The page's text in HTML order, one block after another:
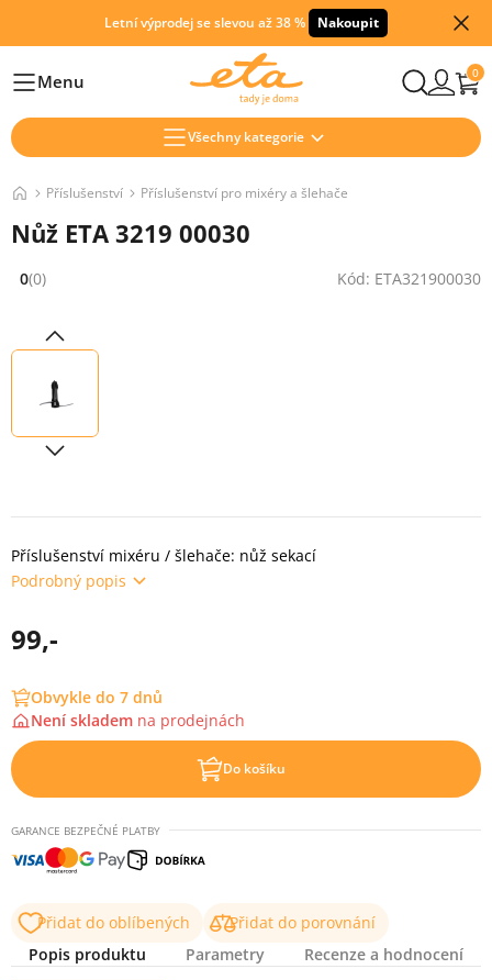
Letní výprodej se slevou až 38 % Nakoupit
HlavníMenu 0
Všechny kategorie
Příslušenství Příslušenství pro mixéry a šlehače
Nůž ETA 3219 00030
Hodnocení: 0 z 5 (0 recenzí)
0(0) Kód: ETA321900030
Příslušenství mixéru / šlehače: nůž sekací
Podrobný popis
99,-
Obvykle do 7 dnů
Není skladem na prodejnách
Do košíku
GARANCE BEZPEČNÉ PLATBY
Přidat do oblíbených
Přidat do porovnání
Popis produktu
Parametry Recenze a hodnocení